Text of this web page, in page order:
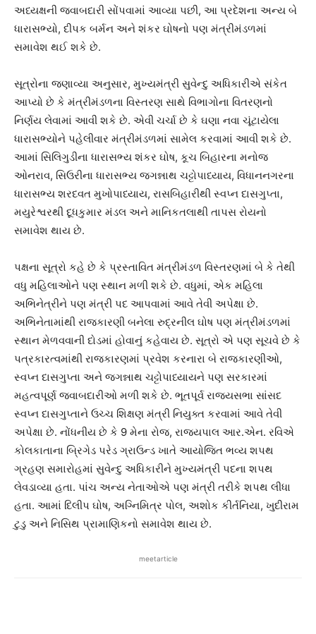
અધ્યક્ષની જવાબદારી સોંપવામાં આવ્યા પછી, આ પ્રદેશના અન્ય બે
ધારાસભ્યો, દીપક બર્મન અને શંકર ઘોષનો પણ મંત્રીમંડળમાં
સમાવેશ થઈ શકે છે.
સૂત્રોના જણાવ્યા અનુસાર, મુખ્યમંત્રી સુવેન્દુ અધિકારીએ સંકેત
આપ્યો છે કે મંત્રીમંડળના વિસ્તરણ સાથે વિભાગોના વિતરણનો
નિર્ણય લેવામાં આવી શકે છે. એવી ચર્ચા છે કે ઘણા નવા ચૂંટાયેલા
ધારાસભ્યોને પહેલીવાર મંત્રીમંડળમાં સામેલ કરવામાં આવી શકે છે.
આમાં સિલિગુડીના ધારાસભ્ય શંકર ઘોષ, કૂચ બિહારના મનોજ
ઓનરાવ, સિઉરીના ધારાસભ્ય જગન્નાથ ચટ્ટોપાધ્યાય, વિધાનનગરના
ધારાસભ્ય શરદવત મુખોપાધ્યાય, રાસબિહારીથી સ્વપ્ન દાસગુપ્તા,
મયુરેશ્વરથી દૂધકુમાર મંડલ અને માનિકતલાથી તાપસ રોયનો
સમાવેશ થાય છે.
પક્ષના સૂત્રો કહે છે કે પ્રસ્તાવિત મંત્રીમંડળ વિસ્તરણમાં બે કે તેથી
વધુ મહિલાઓને પણ સ્થાન મળી શકે છે. વધુમાં, એક મહિલા
અભિનેત્રીને પણ મંત્રી પદ આપવામાં આવે તેવી અપેક્ષા છે.
અભિનેતામાંથી રાજકારણી બનેલા રુદ્રનીલ ઘોષ પણ મંત્રીમંડળમાં
સ્થાન મેળવવાની દોડમાં હોવાનું કહેવાય છે. સૂત્રો એ પણ સૂચવે છે કે
પત્રકારત્વમાંથી રાજકારણમાં પ્રવેશ કરનારા બે રાજકારણીઓ,
સ્વપ્ન દાસગુપ્તા અને જગન્નાથ ચટ્ટોપાધ્યાયને પણ સરકારમાં
મહત્વપૂર્ણ જવાબદારીઓ મળી શકે છે. ભૂતપૂર્વ રાજ્યસભા સાંસદ
સ્વપ્ન દાસગુપ્તાને ઉચ્ચ શિક્ષણ મંત્રી નિયુક્ત કરવામાં આવે તેવી
અપેક્ષા છે. નોંધનીય છે કે 9 મેના રોજ, રાજ્યપાલ આર.એન. રવિએ
કોલકાતાના બ્રિગેડ પરેડ ગ્રાઉન્ડ ખાતે આયોજિત ભવ્ય શપથ
ગ્રહણ સમારોહમાં સુવેન્દુ અધિકારીને મુખ્યમંત્રી પદના શપથ
લેવડાવ્યા હતા. પાંચ અન્ય નેતાઓએ પણ મંત્રી તરીકે શપથ લીધા
હતા. આમાં દિલીપ ઘોષ, અગ્નિમિત્ર પોલ, અશોક કીર્તનિયા, ખુદીરામ
ટુડુ અને નિસિથ પ્રામાણિકનો સમાવેશ થાય છે.
meetarticle